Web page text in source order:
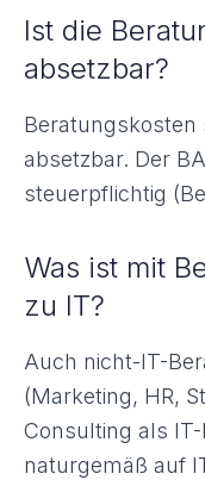
Ist die
absetzbar?
Beratungskosten
absetzbar. Der
steuerpflichtig
Was ist mit
zu IT?
Auch nicht-IT-
(Marketing, HR,
Consulting als
naturgemäß auf